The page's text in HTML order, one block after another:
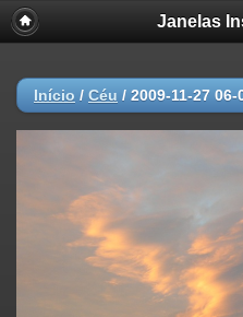
Janelas
Início / Céu / 2009-11-27 06-